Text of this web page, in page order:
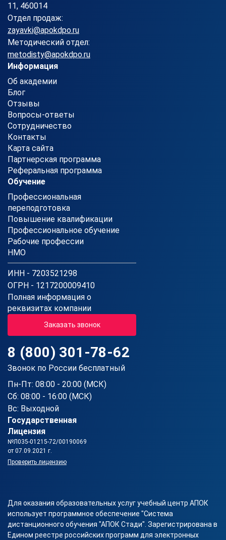
11, 460014
Отдел продаж:
zayavki@apokdpo.ru
Методический отдел:
metodisty@apokdpo.ru
Информация
Об академии
Блог
Отзывы
Вопросы-ответы
Сотрудничество
Контакты
Карта сайта
Партнерская программа
Реферальная программа
Обучение
Профессиональная
переподготовка
Повышение квалификации
Профессиональное обучение
Рабочие профессии
НМО
ИНН - 7203521298
ОГРН - 1217200009410
Полная информация о
реквизитах компании
Заказать звонок
8 (800) 301-78-62
Звонок по России бесплатный
Пн-Пт: 08:00 - 20:00 (МСК)
Сб: 08:00 - 16:00 (МСК)
Вс: Выходной
Государственная
Лицензия
№Л035-01215-72/00190069
от 07.09.2021 г.
Проверить лицензию
Для оказания образовательных услуг учебный центр АПОК
использует программное обеспечение "Система
дистанционного обучения "АПОК Стади". Зарегистрирована в
Едином реестре российских программ для электронных